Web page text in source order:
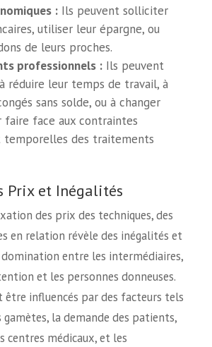
: Ils peuvent solliciter
utiliser leur épargne, ou
de leurs proches.
professionnels : Ils peuvent
réduire leur temps de travail, à
sans solde, ou à changer
faire face aux contraintes
temporelles des traitements
Prix et Inégalités
des prix des techniques, des
en relation révèle des inégalités et
entre les intermédiaires,
et les personnes donneuses.
être influencés par des facteurs tels
gamètes, la demande des patients,
centres médicaux, et les